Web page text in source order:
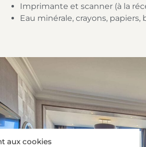
aux cookies
Imprimante et scanner (à la
Eau minérale, crayons, papiers,